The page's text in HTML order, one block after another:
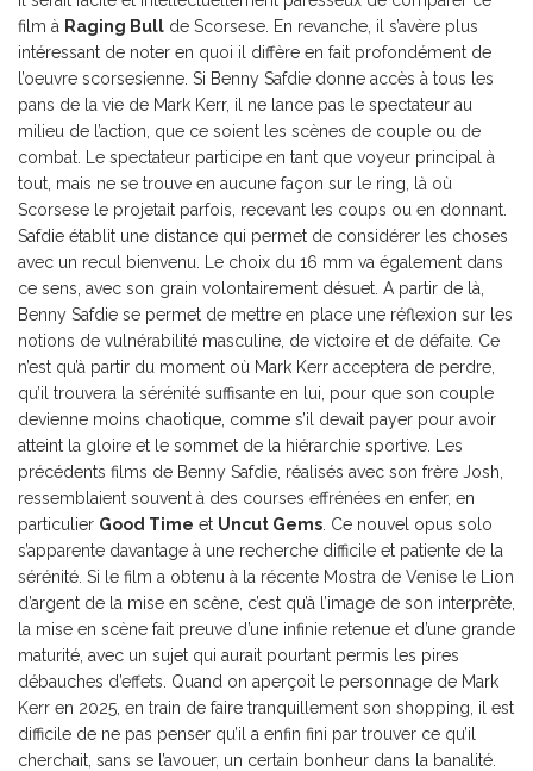
film à Raging Bull de Scorsese. En revanche, il s’avère plus
intéressant de noter en quoi il diffère en fait profondément de
l’oeuvre scorsesienne. Si Benny Safdie donne accès à tous les
pans de la vie de Mark Kerr, il ne lance pas le spectateur au
milieu de l’action, que ce soient les scènes de couple ou de
combat. Le spectateur participe en tant que voyeur principal à
tout, mais ne se trouve en aucune façon sur le ring, là où
Scorsese le projetait parfois, recevant les coups ou en donnant.
Safdie établit une distance qui permet de considérer les choses
avec un recul bienvenu. Le choix du 16 mm va également dans
ce sens, avec son grain volontairement désuet. A partir de là,
Benny Safdie se permet de mettre en place une réflexion sur les
notions de vulnérabilité masculine, de victoire et de défaite. Ce
n’est qu’à partir du moment où Mark Kerr acceptera de perdre,
qu’il trouvera la sérénité suffisante en lui, pour que son couple
devienne moins chaotique, comme s’il devait payer pour avoir
atteint la gloire et le sommet de la hiérarchie sportive. Les
précédents films de Benny Safdie, réalisés avec son frère Josh,
ressemblaient souvent à des courses effrénées en enfer, en
particulier Good Time et Uncut Gems . Ce nouvel opus solo
s’apparente davantage à une recherche difficile et patiente de la
sérénité. Si le film a obtenu à la récente Mostra de Venise le Lion
d’argent de la mise en scène, c’est qu’à l’image de son interprète,
la mise en scène fait preuve d’une infinie retenue et d’une grande
maturité, avec un sujet qui aurait pourtant permis les pires
débauches d’effets. Quand on aperçoit le personnage de Mark
Kerr en 2025, en train de faire tranquillement son shopping, il est
difficile de ne pas penser qu’il a enfin fini par trouver ce qu’il
cherchait, sans se l’avouer, un certain bonheur dans la banalité.